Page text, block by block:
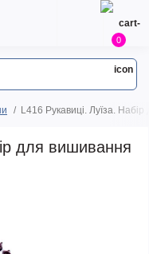
0
L416 Рукавиці. Луїза.
для вишивання